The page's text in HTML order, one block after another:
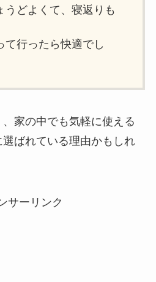
うどよくて、寝返りも
て行ったら快適でし
家の中でも気軽に使える
ばれている理由かもしれ
サーリンク